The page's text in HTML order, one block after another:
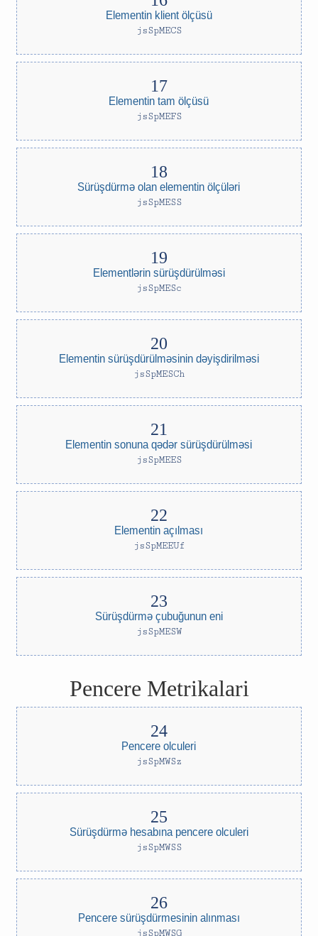
Elementin klient ölçüsü
jsSpMECS
Elementin tam ölçüsü
jsSpMEFS
Sürüşdürmə olan elementin ölçüləri
jsSpMESS
Elementlərin sürüşdürülməsi
jsSpMESc
Elementin sürüşdürülməsinin dəyişdirilməsi
jsSpMESCh
Elementin sonuna qədər sürüşdürülməsi
jsSpMEES
Elementin açılması
jsSpMEEUf
Sürüşdürmə çubuğunun eni
jsSpMESW
Pencere Metrikalari
Pencere olculeri
jsSpMWSz
Sürüşdürmə hesabına pencere olculeri
jsSpMWSS
Pencere sürüşdürmesinin alınması
jsSpMWSG